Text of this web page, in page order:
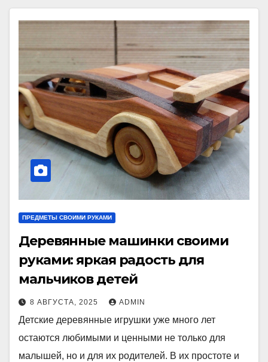
ПРЕДМЕТЫ СВОИМИ РУКАМИ
Деревянные машинки своими
руками: яркая радость для
мальчиков детей
8 АВГУСТА, 2025 ADMIN
Детские деревянные игрушки уже много лет
остаются любимыми и ценными не только для
малышей, но и для их родителей. В их простоте и